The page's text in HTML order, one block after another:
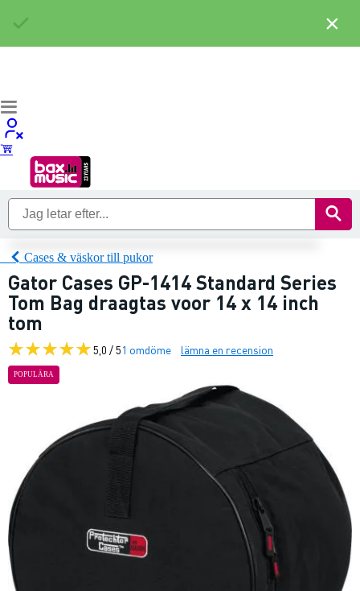
Cases & väskor till pukor
Gator Cases GP-1414 Standard Series
Tom Bag draagtas voor 14 x 14 inch
tom
5,0 / 51 omdöme lämna en recension
POPULÄRA
×